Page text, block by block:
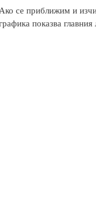
се приближим и
показва